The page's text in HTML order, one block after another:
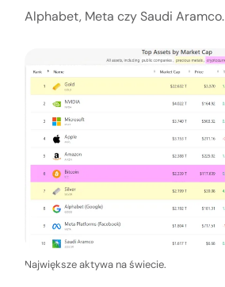
Alphabet, Meta czy Saudi Aramco.
Największe aktywa na świecie.